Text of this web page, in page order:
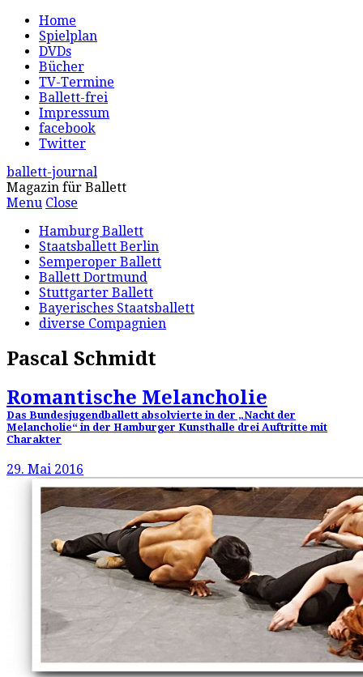
Home
Spielplan
DVDs
Bücher
TV-Termine
Ballett-frei
Impressum
facebook
Twitter
ballett-journal
Magazin für Ballett
Menu Close
Hamburg Ballett
Staatsballett Berlin
Semperoper Ballett
Ballett Dortmund
Stuttgarter Ballett
Bayerisches Staatsballett
diverse Compagnien
Pascal Schmidt
Romantische Melancholie
Das Bundesjugendballett absolvierte in der „Nacht der
Melancholie“ in der Hamburger Kunsthalle drei Auftritte mit
Charakter
29. Mai 2016